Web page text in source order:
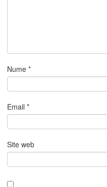
Nume *
Email *
Site web